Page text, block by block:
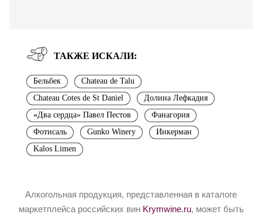
ТАКЖЕ ИСКАЛИ:
Бельбек
Chateau de Talu
Chateau Cotes de St Daniel
Долина Лефкадия
«Два сердца» Павел Пестов
Фанагория
Фотисаль
Gunko Winery
Инкерман
Kalos Limen
Алкогольная продукция, представленная в каталоге
маркетплейса российских вин Krymwine.ru, может быть